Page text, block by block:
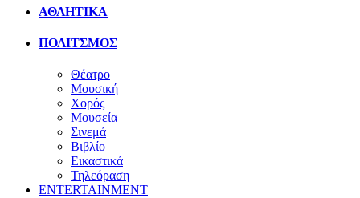
ΑΘΛΗΤΙΚΑ
ΠΟΛΙΤΣΜΟΣ
Θέατρο
Μουσική
Χορός
Μουσεία
Σινεμά
Βιβλίο
Εικαστικά
Τηλεόραση
ENTERTAINMENT